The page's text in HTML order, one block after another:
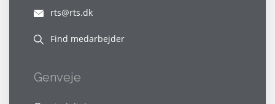
rts@rts.dk
Find medarbejder
Genveje